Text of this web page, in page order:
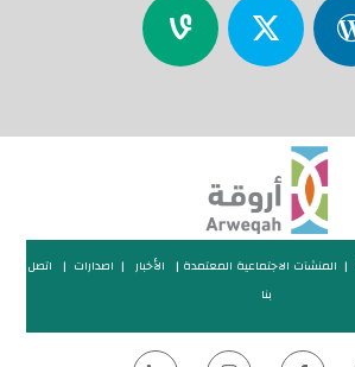
| المنشآت الاجتماعية المعتمدة | الأخبار | اصدارات | اتصل
بنا